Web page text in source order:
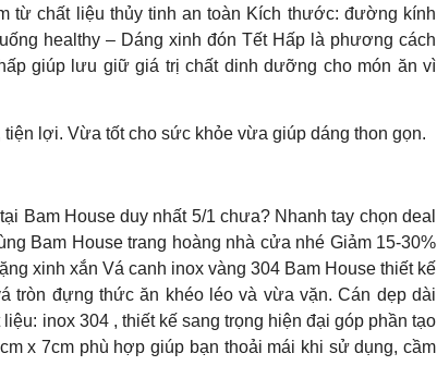
từ chất liệu thủy tinh an toàn Kích thước: đường kính
healthy – Dáng xinh đón Tết Hấp là phương cách
giúp lưu giữ giá trị chất dinh dưỡng cho món ăn vì
lợi. Vừa tốt cho sức khỏe vừa giúp dáng thon gọn.
Bam House duy nhất 5/1 chưa? Nhanh tay chọn deal
Bam House trang hoàng nhà cửa nhé Giảm 15-30%
xinh xắn Vá canh inox vàng 304 Bam House thiết kế
tròn đựng thức ăn khéo léo và vừa vặn. Cán dẹp dài
inox 304 , thiết kế sang trọng hiện đại góp phần tạo
x 7cm phù hợp giúp bạn thoải mái khi sử dụng, cầm